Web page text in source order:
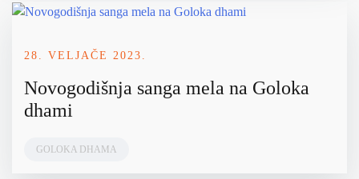
28. VELJAČE 2023.
Novogodišnja sanga mela na Goloka
dhami
GOLOKA DHAMA